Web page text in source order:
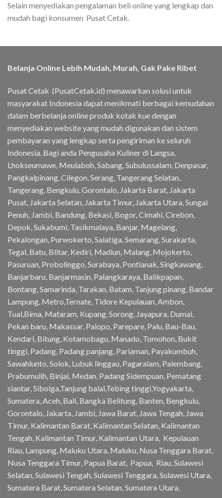
Selain menyediakan pengalaman beli online yang lengkap dan
mudah bagi konsumen Pusat Cetak.
Belanja Online Lebih Mudah, Murah, Gak Pake Ribet
Pusat Cetak (PusatCetak.id) menawarkan solusi untuk
masyarakat Indonesia dapat menikmati berbagai kemudahan
dalam berbelanja online produk kotak kue dengan
menyediakan website yang mudah digunakan dan sistem
pembayaran yang lengkap serta pengiriman ke seluruh
Indonesia. Bagi anda Pengusaha Kuliner di Langsa,
Lhokseumawe, Meulaboh, Sabang, Subulussalam, Denpasar,
Pangkalpinang, Cilegon, Serang, Tangerang Selatan,
Tangerang, Bengkulu, Gorontalo, Jakarta Barat, Jakarta
Pusat, Jakarta Selatan, Jakarta Timur, Jakarta Utara, Sungai
Penuh, Jambi, Bandung, Bekasi, Bogor, Cimahi, Cirebon,
Depok, Sukabumi, Tasikmalaya, Banjar, Magelang,
Pekalongan, Purwokerto, Salatiga, Semarang, Surakarta,
Tegal, Batu, Blitar, Kediri, Madiun, Malang, Mojokerto,
Pasuruan, Probolinggo, Surabaya, Pontianak, Singkawang,
Banjarbaru, Banjarmasin, Palangkaraya, Balikpapan,
Bontang, Samarinda, Tarakan, Batam, Tanjung pinang, Bandar
Lampung, Metro,Ternate, Tidore Kepulauan, Ambon,
Tual,Bima, Mataram, Kupang, Sorong, Jayapura, Dumai,
Pekan baru, Makassar, Palopo, Parepare, Palu, Bau-Bau,
Kendari, Bitung, Kotamobagu, Manado, Tomohon, Bukit
tinggi, Padang, Padang panjang, Pariaman, Payakumbuh,
Sawahlunto, Solok, Lubuk linggau, Pagaralam, Palembang,
Prabumulih, Binjai, Medan, Padang Sidempuan, Pematang
siantar, Sibolga,Tanjung balai,Tebing tinggi,Yogyakarta,
Sumatera, Aceh, Bali, Bangka Belitung, Banten, Bengkulu,
Gorontalo, Jakarta, Jambi, Jawa Barat, Jawa Tengah, Jawa
Timur, Kalimantan Barat, Kalimantan Selatan, Kalimantan
Tengah, Kalimantan Timur, Kalimantan Utara, Kepulauan
Riau, Lampung, Maluku Utara, Maluku, Nusa Tenggara Barat,
Nusa Tenggara Timur, Papua Barat, Papua, Riau, Sulawesi
Selatan, Sulawesi Tengah, Sulawesi Tenggara, Sulawesi Utara,
Sumatera Barat, Sumatera Selatan, Sumatera Utara.